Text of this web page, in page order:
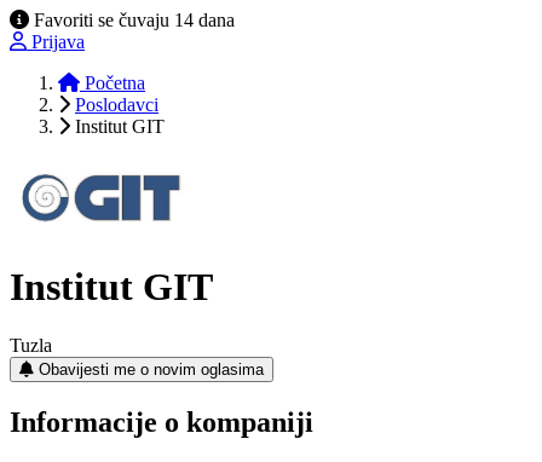
Favoriti se čuvaju 14 dana
Prijava
Početna
Poslodavci
Institut GIT
Institut GIT
Tuzla
Obavijesti me o novim oglasima
Informacije o kompaniji